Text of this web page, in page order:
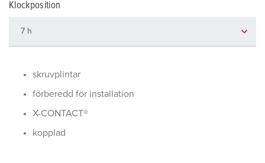
Klockposition
skruvplintar
förberedd för installation
X-CONTACT®
kopplad